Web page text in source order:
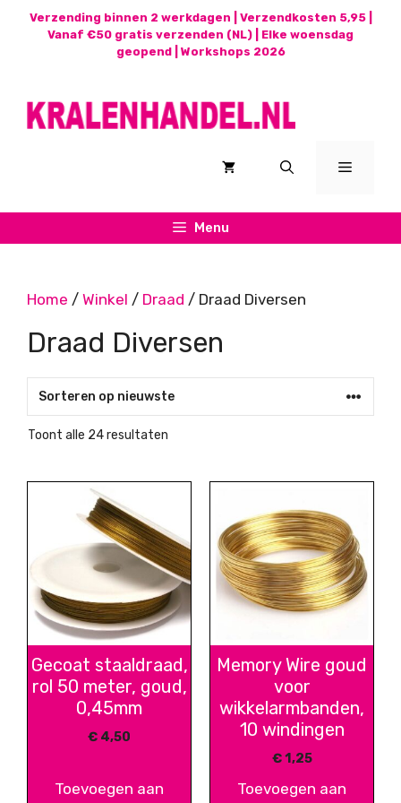
Verzending binnen 2 werkdagen | Verzendkosten 5,95 |
Vanaf €50 gratis verzenden (NL) | Elke woensdag
geopend | Workshops 2026
Menu
Menu
Home / Winkel / Draad / Draad Diversen
Draad Diversen
Toont alle 24 resultaten
Gecoat staaldraad,
rol 50 meter, goud,
0,45mm
€ 4,50
Toevoegen aan
Memory Wire goud
voor
wikkelarmbanden,
10 windingen
€1,25
Toevoegen aan